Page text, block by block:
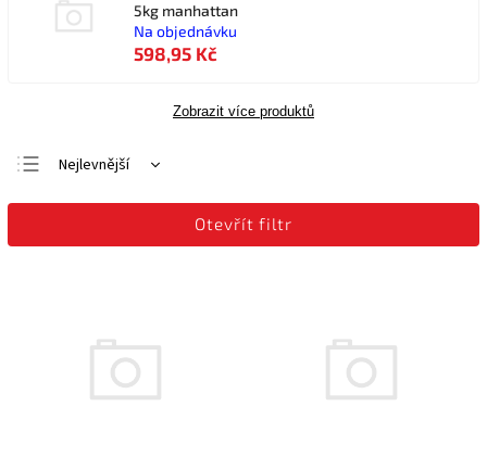
5kg manhattan
Na objednávku
598,95 Kč
Zobrazit více produktů
Nejlevnější
Nejdražší
Otevřít filtr